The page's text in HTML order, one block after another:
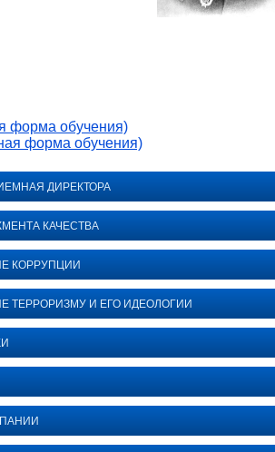
форма обучения)
форма обучения)
ДИРЕКТОРА
КАЧЕСТВА
КОРРУПЦИИ
ТЕРРОРИЗМУ И ЕГО ИДЕОЛОГИИ